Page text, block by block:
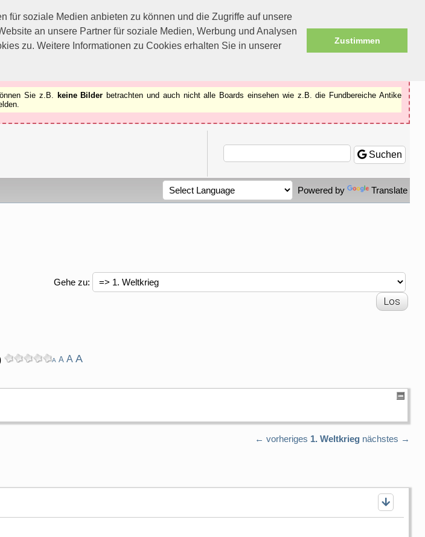
für soziale Medien anbieten zu können und die Zugriffe auf unsere
an unsere Partner für soziale Medien, Werbung und Analysen
zu. Weitere Informationen zu Cookies erhalten Sie in unserer
Zustimmen
Sie z.B. keine Bilder betrachten und auch nicht alle Boards einsehen wie z.B. die Fundbereiche Antike
Suchen
Powered by Translate
Gehe zu:
A A A A
← vorheriges 1. Weltkrieg nächstes →